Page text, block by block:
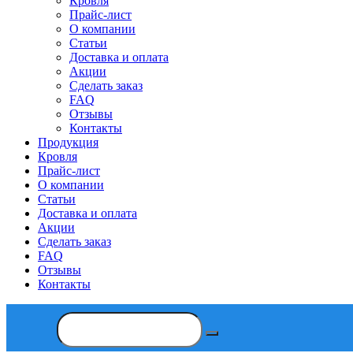
Прайс-лист
О компании
Статьи
Доставка и оплата
Акции
Сделать заказ
FAQ
Отзывы
Контакты
Продукция
Кровля
Прайс-лист
О компании
Статьи
Доставка и оплата
Акции
Сделать заказ
FAQ
Отзывы
Контакты